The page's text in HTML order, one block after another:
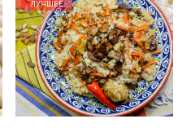
ЛУЧШЕЕ